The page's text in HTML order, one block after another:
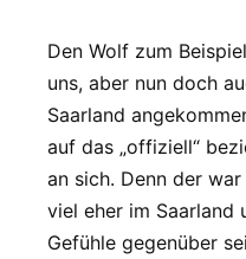
Den Wolf zum
uns, aber nun doch
Saarland
auf das „offiziell“
an sich. Denn der
viel eher im Saarland
Gefühle gegenüber